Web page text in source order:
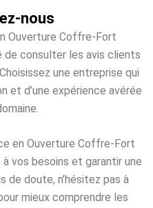
nous
Ouverture Coffre-Fort
de consulter les avis clients
une entreprise qui
et d’une expérience avérée
en Ouverture Coffre-Fort
vos besoins et garantir une
de doute, n’hésitez pas à
mieux comprendre les